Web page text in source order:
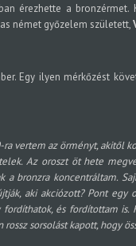
érezhette a
német győzelem született,
Egy ilyen mérkőzést
ra vertem az örményt, akitől
Az oroszt öt hete
a bronzra koncentráltam.
aki akciózott? Pont
és fordítottam is.
sorsolást kapott, hogy